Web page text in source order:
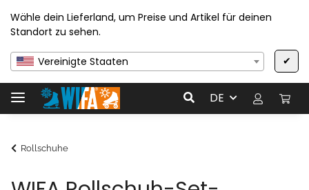
Wähle dein Lieferland, um Preise und Artikel für deinen
Standort zu sehen.
Vereinigte Staaten ✔
DE
Rollschuhe